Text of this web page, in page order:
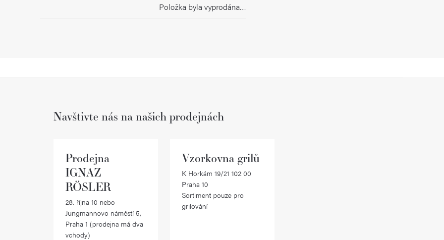
Položka byla vyprodána…
Navštivte nás na našich prodejnách
Prodejna
IGNAZ
RÖSLER
28. října 10 nebo
Jungmannovo náměstí 5,
Praha 1 (prodejna má dva
vchody)
Vzorkovna grilů
K Horkám 19/21 102 00
Praha 10
Sortiment pouze pro
grilování